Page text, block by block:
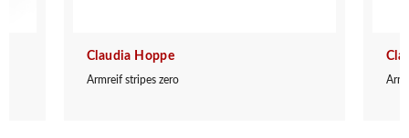
Claudia Hoppe
Armreif stripes zero